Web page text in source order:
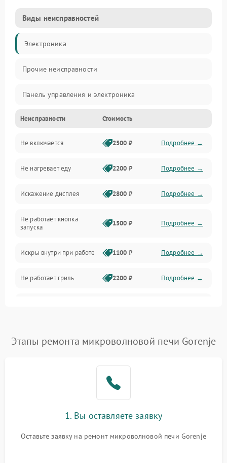
Виды неисправностей
Электроника
Прочие неисправности
Панель управления и электроника
Дверца и корпус
Механика и внутренние элементы
Механические повреждения
Питание и запуск
Нагрев и приготовление
Программное обеспечение
Неисправности Стоимость
Не включается 2500 ₽ Подробнее →
Не нагревает еду 2200 ₽ Подробнее →
Искажение дисплея 2800 ₽ Подробнее →
Не работает кнопка
запуска
1500 ₽ Подробнее →
Искры внутри при работе 1100 ₽ Подробнее →
Не работает гриль 2200 ₽ Подробнее →
Подробнее →
2200 ₽
Не работают сенсорные
Этапы ремонта микроволновой печи Gorenje
1. Вы оставляете заявку
Оставьте заявку на ремонт микроволновой печи Gorenje